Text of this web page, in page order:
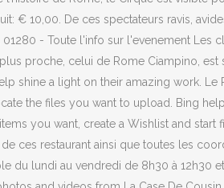
€ 10,00. De ces spectateurs ravis,
- Toute l'info sur l'evenement
proche, celui de Rome Ciampino,
shine a light on their amazing work.
the files you want to upload. Bing
you want, create a Wishlist and
ces restaurant ainsi que toutes les
du lundi au vendredi de 8h30 à 12h30